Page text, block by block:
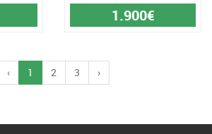
1.900€
‹ 1 2 3 ›